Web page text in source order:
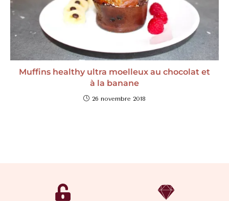
Muffins healthy ultra moelleux au chocolat et
à la banane
26 novembre 2018